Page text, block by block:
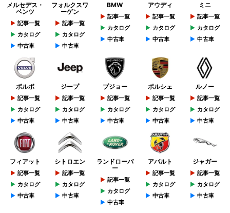
メルセデス・
ベンツ
記事一覧
カタログ
中古車
フォルクスワ
ーゲン
記事一覧
カタログ
中古車
BMW
記事一覧
カタログ
中古車
アウディ
記事一覧
カタログ
中古車
ミニ
記事一覧
カタログ
中古車
ボルボ
記事一覧
カタログ
中古車
ジープ
記事一覧
カタログ
中古車
プジョー
記事一覧
カタログ
中古車
ポルシェ
記事一覧
カタログ
中古車
ルノー
記事一覧
カタログ
中古車
フィアット
記事一覧
カタログ
中古車
シトロエン
記事一覧
カタログ
中古車
ランドローバ
ー
記事一覧
カタログ
中古車
アバルト
記事一覧
カタログ
中古車
ジャガー
記事一覧
カタログ
中古車